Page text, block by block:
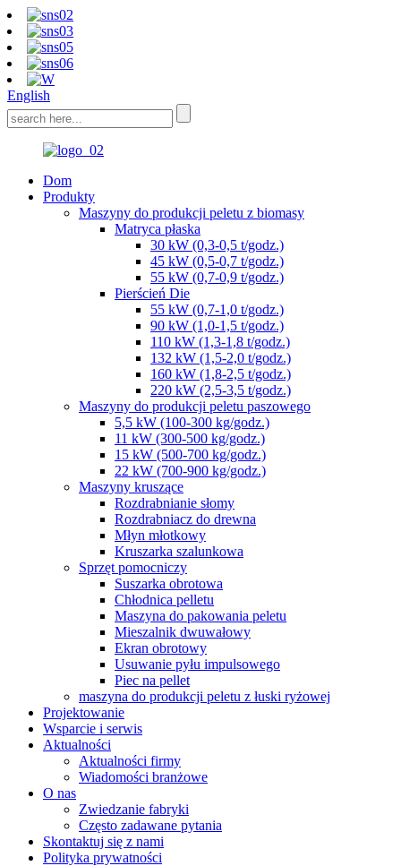
English
Dom
Produkty
Maszyny do produkcji peletu z biomasy
Matryca płaska
30 kW (0,3-0,5 t/godz.)
45 kW (0,5-0,7 t/godz.)
55 kW (0,7-0,9 t/godz.)
Pierścień Die
55 kW (0,7-1,0 t/godz.)
90 kW (1,0-1,5 t/godz.)
110 kW (1,3-1,8 t/godz.)
132 kW (1,5-2,0 t/godz.)
160 kW (1,8-2,5 t/godz.)
220 kW (2,5-3,5 t/godz.)
Maszyny do produkcji peletu paszowego
5,5 kW (100-300 kg/godz.)
11 kW (300-500 kg/godz.)
15 kW (500-700 kg/godz.)
22 kW (700-900 kg/godz.)
Maszyny kruszące
Rozdrabnianie słomy
Rozdrabniacz do drewna
Młyn młotkowy
Kruszarka szalunkowa
Sprzęt pomocniczy
Suszarka obrotowa
Chłodnica pelletu
Maszyna do pakowania peletu
Mieszalnik dwuwałowy
Ekran obrotowy
Usuwanie pyłu impulsowego
Piec na pellet
maszyna do produkcji peletu z łuski ryżowej
Projektowanie
Wsparcie i serwis
Aktualności
Aktualności firmy
Wiadomości branżowe
O nas
Zwiedzanie fabryki
Często zadawane pytania
Skontaktuj się z nami
Polityka prywatności